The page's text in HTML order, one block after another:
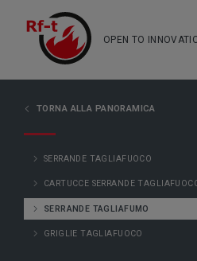
OPEN TO
TORNA ALLA PANORAMICA
SERRANDE TAGLIAFUOCO
CARTUCCE SERRANDE
SERRANDE TAGLIAFUMO
GRIGLIE TAGLIAFUOCO